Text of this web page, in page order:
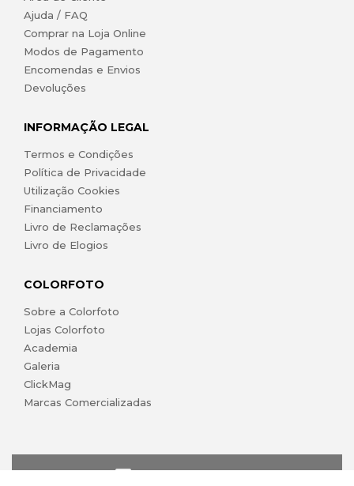
Ajuda / FAQ
Comprar na Loja Online
Modos de Pagamento
Encomendas e Envios
Devoluções
INFORMAÇÃO LEGAL
Termos e Condições
Política de Privacidade
Utilização Cookies
Financiamento
Livro de Reclamações
Livro de Elogios
COLORFOTO
Sobre a Colorfoto
Lojas Colorfoto
Academia
Galeria
ClickMag
Marcas Comercializadas
lojaonline@colorfoto.pt